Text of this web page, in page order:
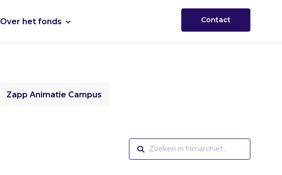
Over het fonds Contact
Zapp Animatie Campus